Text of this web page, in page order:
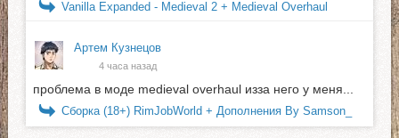
Vanilla Expanded - Medieval 2 + Medieval Overhaul
Артем Кузнецов
4 часа назад
проблема в моде medieval overhaul изза него у меня...
Сборка (18+) RimJobWorld + Дополнения By Samson_